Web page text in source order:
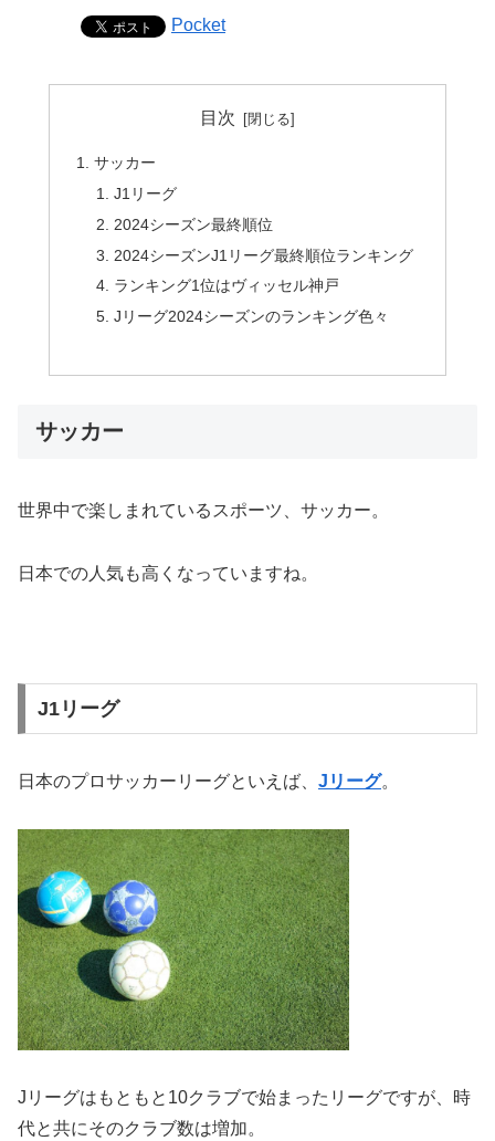
Pocket
目次
サッカー
J1リーグ
2024シーズン最終順位
2024シーズンJ1リーグ最終順位ランキング
ランキング1位はヴィッセル神戸
Jリーグ2024シーズンのランキング色々
サッカー
世界中で楽しまれているスポーツ、サッカー。
日本での人気も高くなっていますね。
J1リーグ
日本のプロサッカーリーグといえば、 Jリーグ。
Jリーグはもともと10クラブで始まったリーグですが、時
代と共にそのクラブ数は増加。